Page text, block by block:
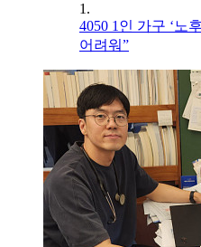
1.
4050 1인 가구 ‘노
어려워”